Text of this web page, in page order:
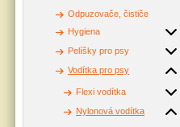
Odpuzovače, čističe
Hygiena
Pelíšky pro psy
Vodítka pro psy
Flexi vodítka
Nylonová vodítka